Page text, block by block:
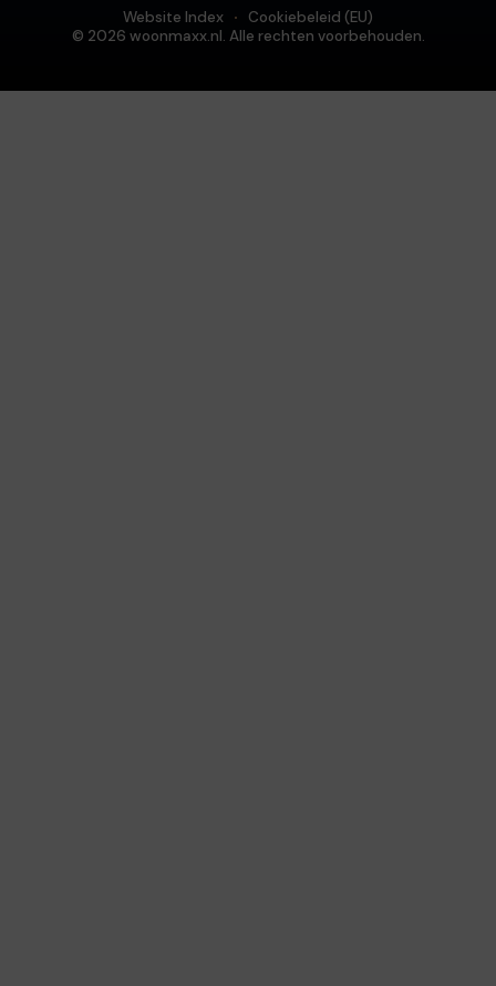
© 2026 woonmaxx.nl. Alle rechten voorbehouden.
Website Index Cookiebeleid (EU)